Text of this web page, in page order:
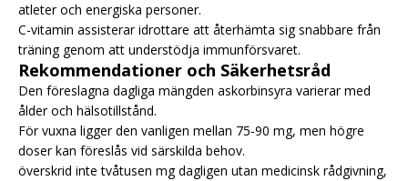
atleter och energiska personer.
C-vitamin assisterar idrottare att återhämta sig snabbare från
träning genom att understödja immunförsvaret.
Rekommendationer och Säkerhetsråd
Den föreslagna dagliga mängden askorbinsyra varierar med
ålder och hälsotillstånd.
För vuxna ligger den vanligen mellan 75-90 mg, men högre
doser kan föreslås vid särskilda behov.
överskrid inte tvåtusen mg dagligen utan medicinsk rådgivning,